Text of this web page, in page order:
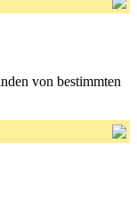
von bestimmten